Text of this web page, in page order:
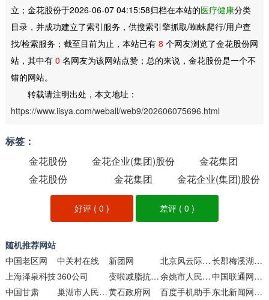
立；金花股份于2026-06-07 04:15:58归档在本站的医疗健康分类
目录，并成功建立了索引服务，供搜索引擎抓取/蜘蛛爬行/用户查
找/检索服务；截至目前为止，本站已有 8 个网友浏览了金花股份网
站，其中有 0 名网友为该网站点赞；总的来说，金花股份是一个不
错的网站。
转载请注明出处，本文地址：
https://www.iisya.com/weball/web9/202606075696.html
标签：
金花股份
金花企业(集团)股份
有限公司西安金花
制药厂
金花集团
金花股份
金花集团
金花企业(集团)股份
有限公司西安金花
好评 (0 ) 差评 ( 0 )
随机推荐网站
中国老区网
中关村在线 新团网 北京风云际教育咨询
长郡梅溪湖中学
上海泽泉科技360公司 变啦减脂抗衰官网 余姚市人民政府网站
中国联通网上营业厅
中国甘肃
巢湖市人民政府黄石政府网 百度手机助手
东北新闻网教育频道